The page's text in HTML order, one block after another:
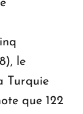
le
Turquie
que 122